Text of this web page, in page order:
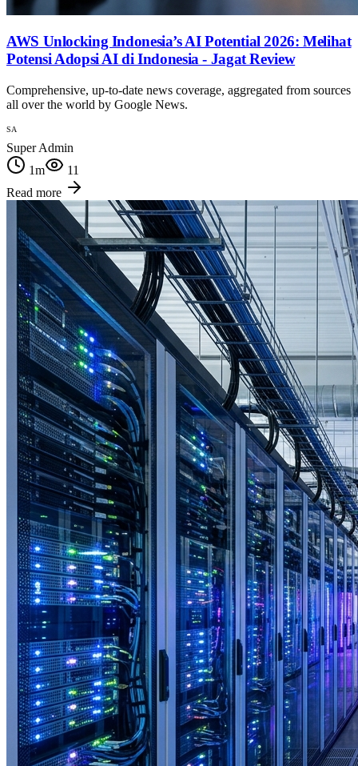
AWS Unlocking Indonesia’s AI Potential 2026: Melihat
Potensi Adopsi AI di Indonesia - Jagat Review
Comprehensive, up-to-date news coverage, aggregated from sources
all over the world by Google News.
SA
Super Admin
1m
11
Read more